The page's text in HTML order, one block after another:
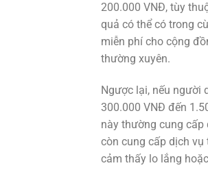
200.000 VNĐ, tùy
quả có thể có trong
miễn phí cho cộng
thường xuyên.
Ngược lại, nếu người
300.000 VNĐ đến
này thường cung
còn cung cấp dịch
cảm thấy lo lắng